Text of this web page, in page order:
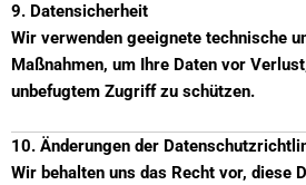
9. Datensicherheit
Wir verwenden geeignete technische
Maßnahmen, um Ihre Daten vor
unbefugtem Zugriff zu schützen.
10. Änderungen der
Wir behalten uns das Recht vor, diese